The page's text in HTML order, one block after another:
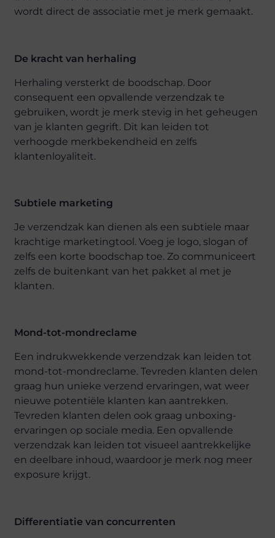
wordt direct de associatie met je merk gemaakt.
De kracht van herhaling
Herhaling versterkt de boodschap. Door
consequent een opvallende verzendzak te
gebruiken, wordt je merk stevig in het geheugen
van je klanten gegrift. Dit kan leiden tot
verhoogde merkbekendheid en zelfs
klantenloyaliteit.
Subtiele marketing
Je verzendzak kan dienen als een subtiele maar
krachtige marketingtool. Voeg je logo, slogan of
zelfs een korte boodschap toe. Zo communiceert
zelfs de buitenkant van het pakket al met je
klanten.
Mond-tot-mondreclame
Een indrukwekkende verzendzak kan leiden tot
mond-tot-mondreclame. Tevreden klanten delen
graag hun unieke verzend ervaringen, wat weer
nieuwe potentiële klanten kan aantrekken.
Tevreden klanten delen ook graag unboxing-
ervaringen op sociale media. Een opvallende
verzendzak kan leiden tot visueel aantrekkelijke
en deelbare inhoud, waardoor je merk nog meer
exposure krijgt.
Differentiatie van concurrenten